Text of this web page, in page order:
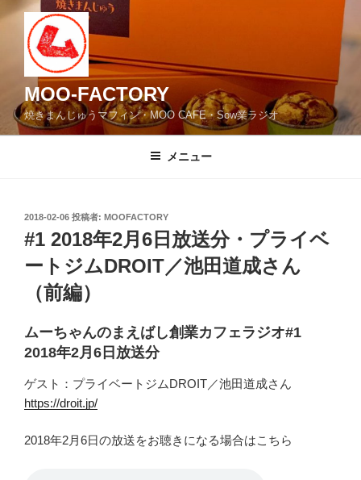
MOO-FACTORY
焼きまんじゅうマフィン・MOO CAFE・Sow業ラジオ
メニュー
投
稿
日:
2018-02-06 投稿者: MOOFACTORY
#1 2018年2月6日放送分・プライベ
ートジムDROIT／池田道成さん
（前編）
ムーちゃんのまえばし創業カフェラジオ#1
2018年2月6日放送分
ゲスト：プライベートジムDROIT／池田道成さん
https://droit.jp/
2018年2月6日の放送をお聴きになる場合はこちら